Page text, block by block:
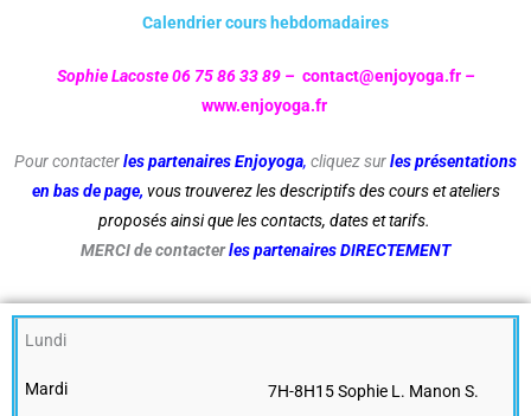
Calendrier cours hebdomadaires
Sophie Lacoste06 75 86 33 89– contact@enjoyoga.fr–
www.enjoyoga.fr
Pour contacterles partenaires Enjoyoga, cliquez surles présentations
en bas de page, vous trouverezles descriptifs des cours et ateliers
proposés ainsi que les contacts, dates et tarifs.
MERCI de contacterles partenaires DIRECTEMENT
7H-8H15 Sophie L. Manon S.